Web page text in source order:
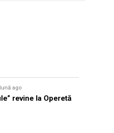
ago
revine la Operetă